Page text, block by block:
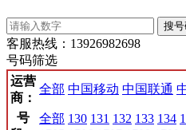
搜
客服热线： 13926982698
号码筛选
运营
商：
全部 中国移动 中国联通
号
全部 130 131 132 133 134